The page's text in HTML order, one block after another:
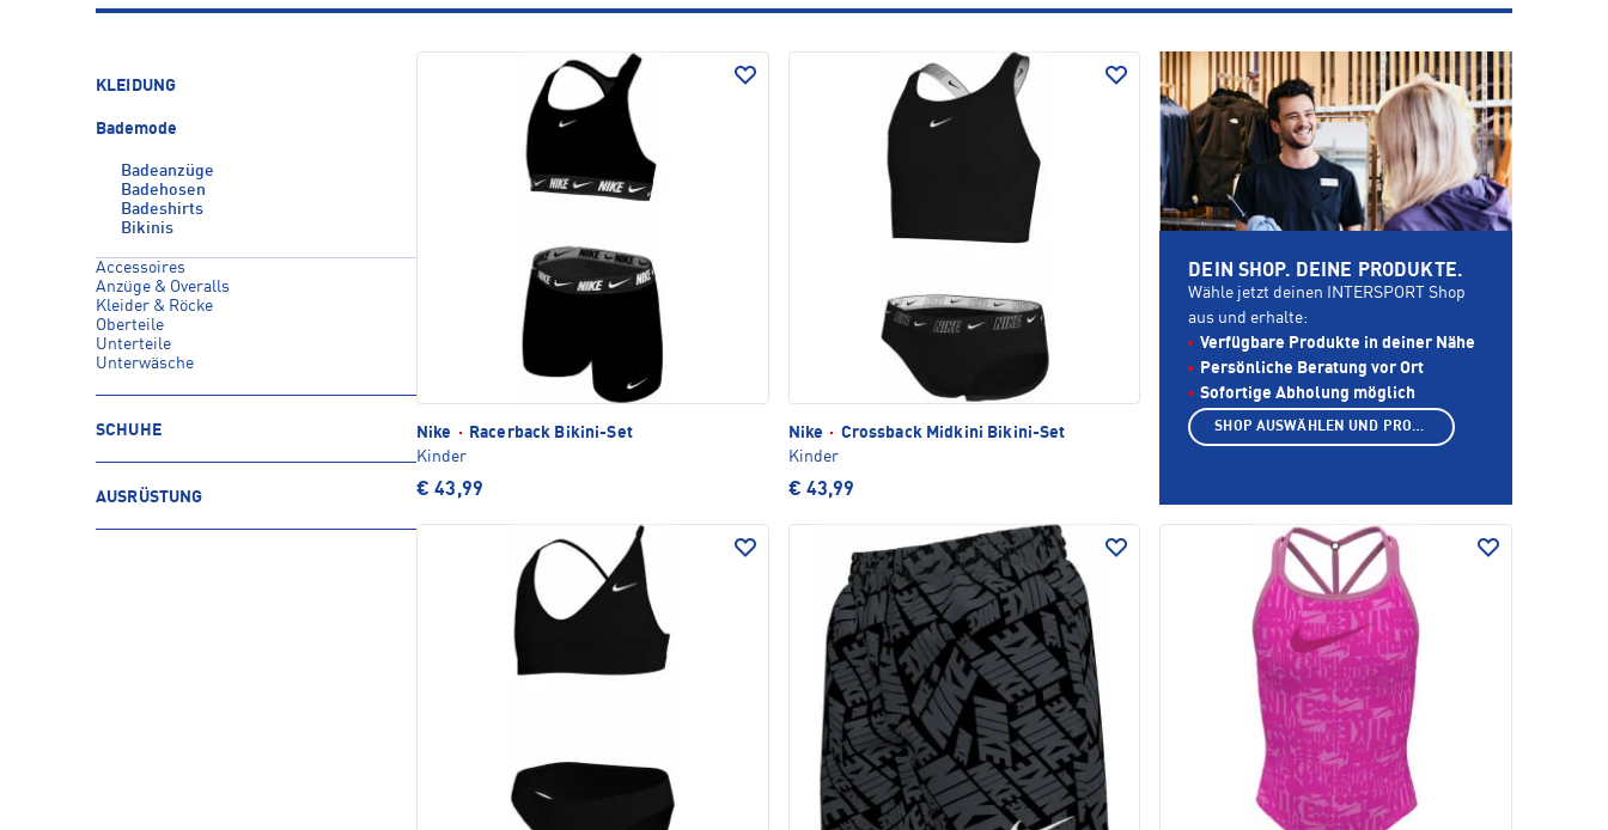
KLEIDUNG
Bademode
Badeanzüge
Badehosen
Badeshirts
Bikinis
Accessoires
Anzüge & Overalls
Kleider & Röcke
Oberteile
Unterteile
Unterwäsche
SCHUHE
AUSRÜSTUNG
Nike ·
Racerback Bikini-Set
Kinder
€ 43,99
Nike · Crossback Midkini Bikini-Set
Kinder
€ 43,99
DEIN SHOP. DEINE PRODUKTE.
Wähle jetzt deinen INTERSPORT Shop
aus und erhalte:
Verfügbare Produkte in deiner Nähe
Persönliche Beratung vor Ort
Sofortige Abholung möglich
SHOP AUSWÄHLEN UND PRODUKTE ANZEIGEN